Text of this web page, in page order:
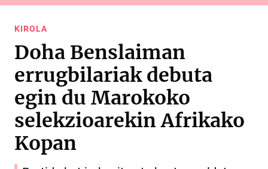
KIROLA
Doha Benslaiman
errugbilariak debuta
egin du Marokoko
selekzioarekin Afrikako
Kopan